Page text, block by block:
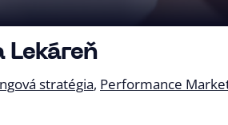
Vašu Lekáreň sme vytvorili dátovo
na maržu, ktorý prepája
výkon kampaní. Výsledkom bol
% pri zachovaní obratu.
Lekáreň
stratégia Performance